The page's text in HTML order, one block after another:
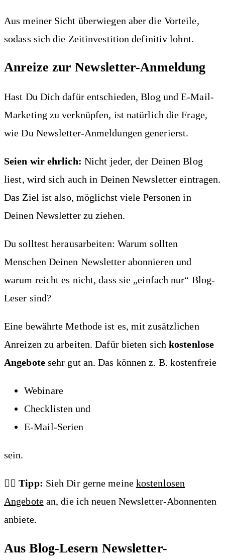
Aus meiner Sicht überwiegen aber die Vorteile,
sodass sich die Zeitinvestition definitiv lohnt.
Anreize zur Newsletter-Anmeldung
Hast Du Dich dafür entschieden, Blog und E-Mail-
Marketing zu verknüpfen, ist natürlich die Frage,
wie Du Newsletter-Anmeldungen generierst.
Seien wir ehrlich: Nicht jeder, der Deinen Blog
liest, wird sich auch in Deinen Newsletter eintragen.
Das Ziel ist also, möglichst viele Personen in
Deinen Newsletter zu ziehen.
Du solltest herausarbeiten: Warum sollten
Menschen Deinen Newsletter abonnieren und
warum reicht es nicht, dass sie „einfach nur“ Blog-
Leser sind?
Eine bewährte Methode ist es, mit zusätzlichen
Anreizen zu arbeiten. Dafür bieten sichkostenlose
Angebotesehr gut an. Das können z. B. kostenfreie
Webinare
Checklisten und
E-Mail-Serien
sein.
👍🏼 Tipp: Sieh Dir gerne meine kostenlosen
Angebotean, die ich neuen Newsletter-Abonnenten
anbiete.
Aus Blog-Lesern Newsletter-